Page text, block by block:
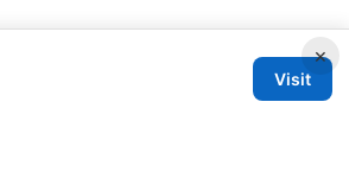
×
Visit